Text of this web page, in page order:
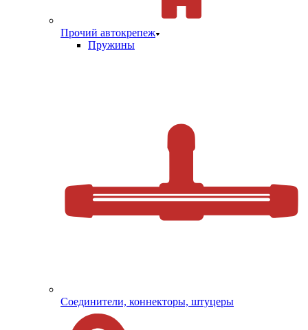
Прочий автокрепеж
Пружины
Соединители, коннекторы, штуцеры